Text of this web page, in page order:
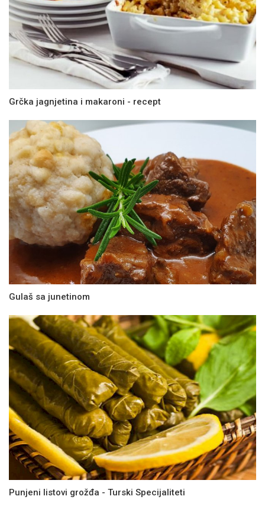
Grčka jagnjetina i makaroni - recept
Gulaš sa junetinom
Punjeni listovi grožđa - Turski Specijaliteti